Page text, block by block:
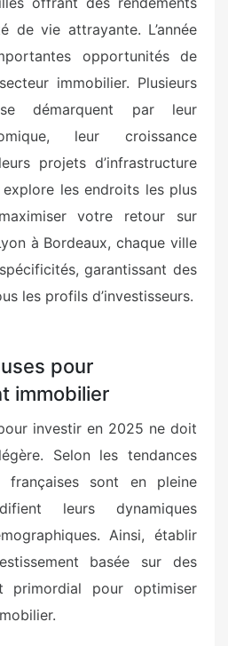
de vie attrayante. L’année
opportunités de
immobilier. Plusieurs
démarquent par leur
leur croissance
projets d’infrastructure
les endroits les plus
votre retour sur
à Bordeaux, chaque ville
garantissant des
les profils d’investisseurs.
pour
immobilier
investir en 2025 ne doit
Selon les tendances
françaises sont en pleine
leurs dynamiques
Ainsi, établir
basée sur des
primordial pour optimiser